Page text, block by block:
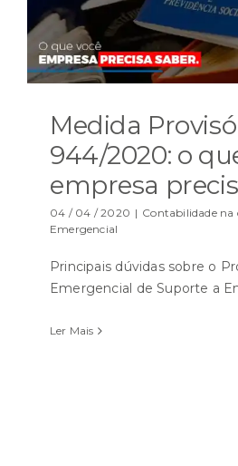
Medida
944/2020: o
empresa
04 / 04 / 2020 | Contabilidade na
Emergencial
Principais dúvidas sobre o
Emergencial de Suporte a
Ler Mais